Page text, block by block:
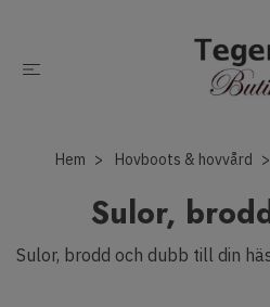
Hem Hovboots & hovvård
Sulor,
Sulor, brodd och dubb till din